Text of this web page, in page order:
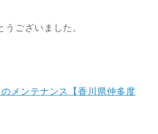
うございました。
のメンテナンス【香川県仲多度